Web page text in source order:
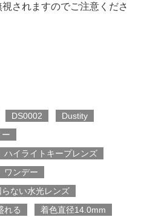
されますのでご注意くださ
DS0002
Dustity
ハイライトキープレンズ
ワンデー
らない水光レンズ
れる
着色直径14.0mm